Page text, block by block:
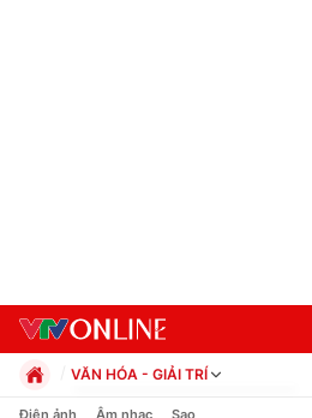
VĂN HÓA - GIẢI TRÍ
Chính trị
Điện ảnh Âm nhạc Sao